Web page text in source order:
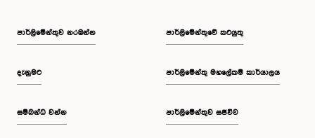
පාර්ලි‌මේන්තුව නරඹන්න
දැනුමට
සම්බන්ධ වන්න
පාර්ලිමේන්තුවේ කටයුතු
පාර්ලිමේන්තු මහලේකම් කාර්යාලය
පාර්ලිමේන්තුව සජීවීව